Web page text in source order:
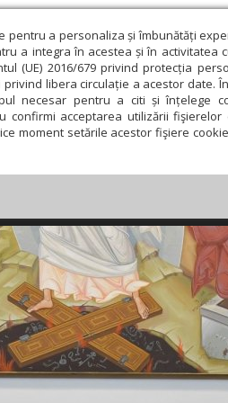
pentru a personaliza și îmbunătăți
a integra în acestea și în activitatea
(UE) 2016/679 privind protecția
libera circulație a acestor date.
necesar pentru a citi și înțelege
confirmi acceptarea utilizării
moment setările acestor fişiere